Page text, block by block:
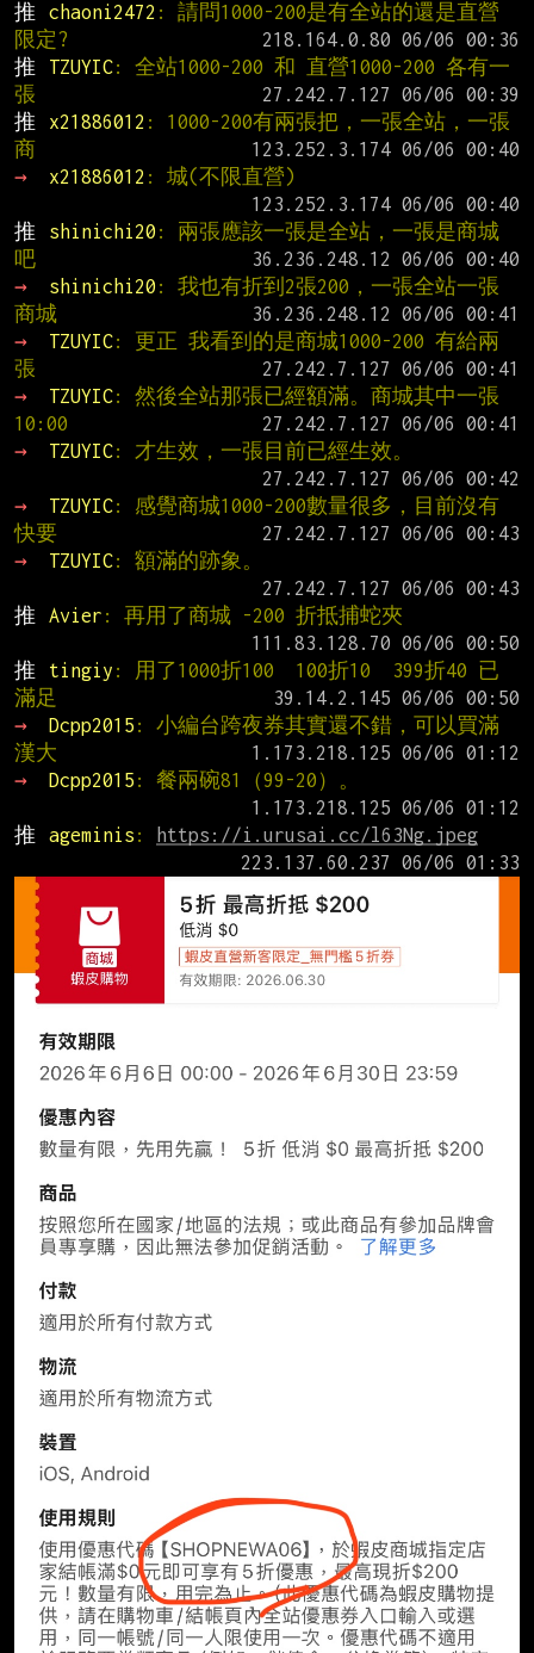
推
chaoni2472 : 請問1000-200是有全站的還是直營
限定?
推
TZUYIC: 全站1000-200 和 直營1000-200 各有一
張
推
x21886012 : 1000-200有兩張把，一張全站，一張
商
→
x21886012 : 城(不限直營)
推
shinichi20 : 兩張應該一張是全站，一張是商城
吧
→
shinichi20 : 我也有折到2張200，一張全站一張
商城
→
TZUYIC: 更正 我看到的是商城1000-200 有給兩
張
→
TZUYIC: 然後全站那張已經額滿。商城其中一張
10:00
→
TZUYIC: 才生效，一張目前已經生效。
→
TZUYIC: 感覺商城1000-200數量很多，目前沒有
快要
→
TZUYIC: 額滿的跡象。
推
Avier : 再用了商城 -200 折抵捕蛇夾
推
tingiy : 用了1000折100  100折10  399折40 已
滿足
→
Dcpp2015 : 小編台跨夜券其實還不錯，可以買滿
漢大
→
Dcpp2015 : 餐兩碗81（99-20）。
推
ageminis :
https://i.urusai.cc/l63Ng.jpeg